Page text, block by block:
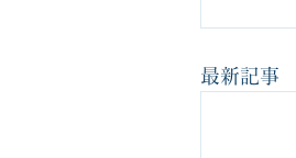
最新記事